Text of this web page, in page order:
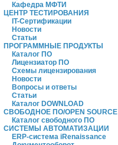
Кафедра МФТИ
ЦЕНТР ТЕСТИРОВАНИЯ
IT-Сертификации
Новости
Статьи
ПРОГРАММНЫЕ ПРОДУКТЫ
Каталог ПО
Лицензиатор ПО
Схемы лицензирования
Новости
Вопросы и ответы
Статьи
Каталог DOWNLOAD
СВОБОДНОЕ ПО/OPEN SOURCE
Каталог свободного ПО
СИСТЕМЫ АВТОМАТИЗАЦИИ
ERP-система iRenaissance